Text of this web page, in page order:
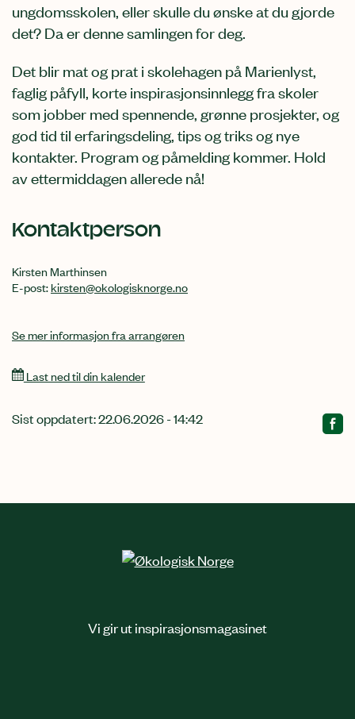
ungdomsskolen, eller skulle du ønske at du gjorde
det? Da er denne samlingen for deg.
Det blir mat og prat i skolehagen på Marienlyst,
faglig påfyll, korte inspirasjonsinnlegg fra skoler
som jobber med spennende, grønne prosjekter, og
god tid til erfaringsdeling, tips og triks og nye
kontakter. Program og påmelding kommer. Hold
av ettermiddagen allerede nå!
Kontaktperson
Kirsten Marthinsen
E-post:kirsten@okologisknorge.no
Se mer informasjon fra arrangøren
Last ned til din kalender
Relatert
Sist oppdatert: 22.06.2026 - 14:42
Vi gir ut inspirasjonsmagasinet